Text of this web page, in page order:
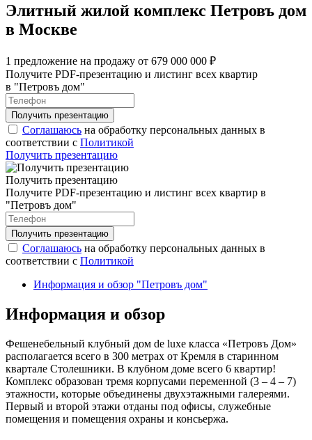
Элитный жилой комплекс Петровъ дом
в Москве
1 предложение на продажу от 679 000 000 ₽
Получите PDF-презентацию и листинг всех квартир
в "Петровъ дом"
Соглашаюсь на обработку персональных данных в
соответствии с Политикой
Получить презентацию
Получить презентацию
Получите PDF-презентацию и листинг всех квартир в
"Петровъ дом"
Соглашаюсь на обработку персональных данных в
соответствии с Политикой
Информация и обзор "Петровъ дом"
Информация и обзор
Фешенебельный клубный дом de luxe класса «Петровъ Дом»
располагается всего в 300 метрах от Кремля в старинном
квартале Столешники. В клубном доме всего 6 квартир!
Комплекс образован тремя корпусами переменной (3 – 4 – 7)
этажности, которые объединены двухэтажными галереями.
Первый и второй этажи отданы под офисы, служебные
помещения и помещения охраны и консьержа.